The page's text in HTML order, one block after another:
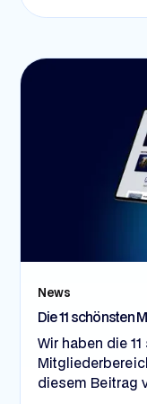
News
Die 11 schönsten
Wir haben die
diesem Beitrag